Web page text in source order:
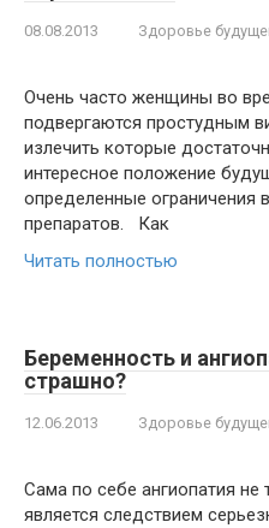
08.08.2013 Здоровье
Очень часто женщины во
подвергаются простудным
излечить которые
интересное положение
определенные ограничения
препаратов. Как
Читать полностью
Беременность и
страшно?
12.06.2013 Здоровье
Сама по себе ангиопатия
является следствием